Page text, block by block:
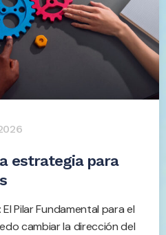
estrategia para
Pilar Fundamental para el
cambiar la dirección del